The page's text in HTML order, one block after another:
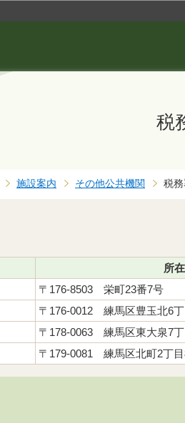
税
施設案内 その他公共機関 税
所
〒176-8503 栄町23番7号
〒176-0012 練馬区豊玉北6
〒178-0063 練馬区東大泉7
〒179-0081 練馬区北町2丁